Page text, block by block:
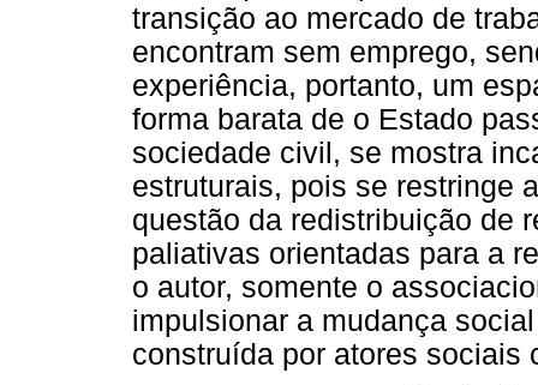
transição ao mercado de
encontram sem emprego,
experiência, portanto, um
forma barata de o Estado
sociedade civil, se mostra
estruturais, pois se restringe
questão da redistribuição de
paliativas orientadas para a
o autor, somente o
impulsionar a mudança
construída por atores sociais